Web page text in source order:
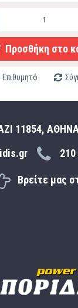
Προσθήκη στο
Επιθυμητό
11854,
Βρείτε μας